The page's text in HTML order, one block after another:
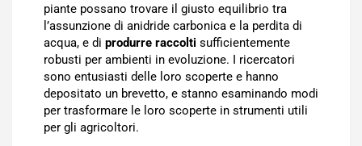
piante possano trovare il giusto equilibrio tra
l’assunzione di anidride carbonica e la perdita di
acqua, e di produrre raccolti sufficientemente
robusti per ambienti in evoluzione. I ricercatori
sono entusiasti delle loro scoperte e hanno
depositato un brevetto, e stanno esaminando modi
per trasformare le loro scoperte in strumenti utili
per gli agricoltori.